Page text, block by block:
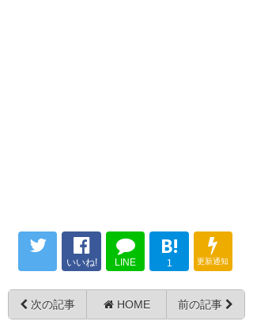
いいね! LINE
B!
1 更新通知
次の記事 HOME 前の記事